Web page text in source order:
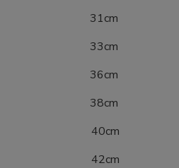
40cm
42cm